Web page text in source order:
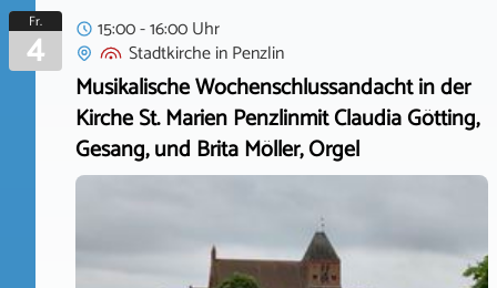
Fr.
4
15:00 - 16:00 Uhr
StadtkircheinPenzlin
Musikalische Wochenschlussandacht in der
Kirche St. Marien Penzlinmit Claudia Götting,
Gesang, und Brita Möller, Orgel